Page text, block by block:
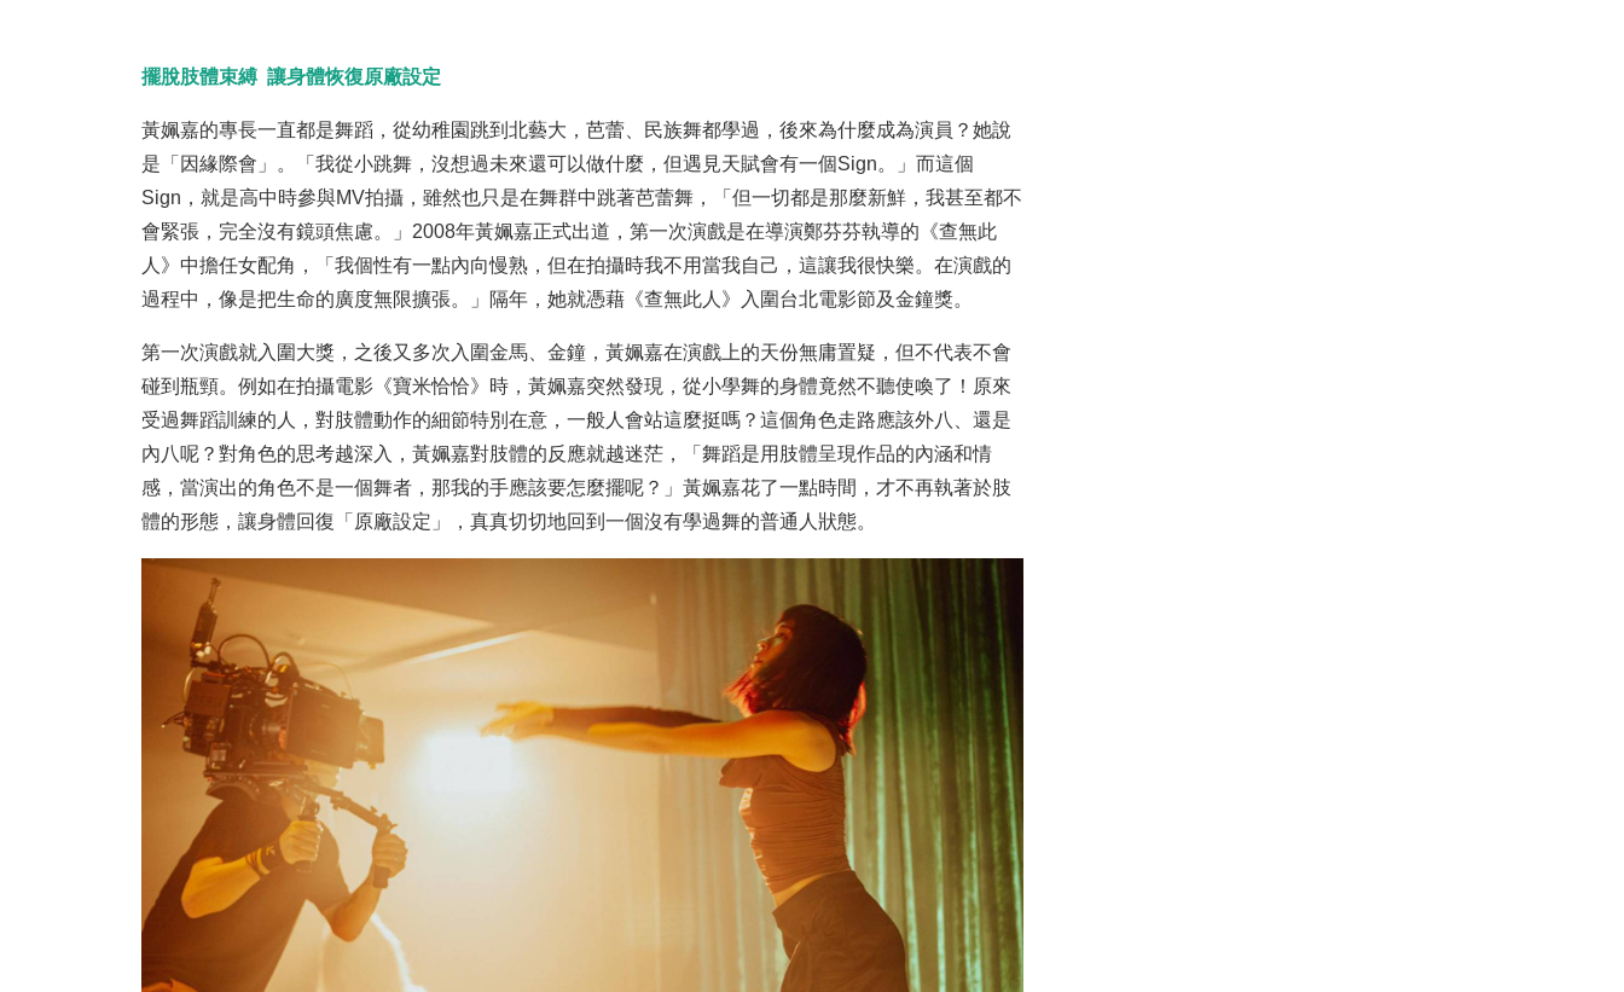
擺脫肢體束縛 讓身體恢復原廠設定
黃姵嘉的專長一直都是舞蹈，從幼稚園跳到北藝大，芭蕾、民族舞都學過，後來為什麼成為演員？她說
是「因緣際會」。「我從小跳舞，沒想過未來還可以做什麼，但遇見天賦會有一個Sign。」而這個
Sign，就是高中時參與MV拍攝，雖然也只是在舞群中跳著芭蕾舞，「但一切都是那麼新鮮，我甚至都不
會緊張，完全沒有鏡頭焦慮。」2008年黃姵嘉正式出道，第一次演戲是在導演鄭芬芬執導的《查無此
人》中擔任女配角，「我個性有一點內向慢熟，但在拍攝時我不用當我自己，這讓我很快樂。在演戲的
過程中，像是把生命的廣度無限擴張。」隔年，她就憑藉《查無此人》入圍台北電影節及金鐘獎。
第一次演戲就入圍大獎，之後又多次入圍金馬、金鐘，黃姵嘉在演戲上的天份無庸置疑，但不代表不會
碰到瓶頸。例如在拍攝電影《寶米恰恰》時，黃姵嘉突然發現，從小學舞的身體竟然不聽使喚了！原來
受過舞蹈訓練的人，對肢體動作的細節特別在意，一般人會站這麼挺嗎？這個角色走路應該外八、還是
內八呢？對角色的思考越深入，黃姵嘉對肢體的反應就越迷茫，「舞蹈是用肢體呈現作品的內涵和情
感，當演出的角色不是一個舞者，那我的手應該要怎麼擺呢？」黃姵嘉花了一點時間，才不再執著於肢
體的形態，讓身體回復「原廠設定」，真真切切地回到一個沒有學過舞的普通人狀態。